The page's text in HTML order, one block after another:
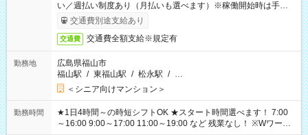
い／週払い制度あり（月払いも選べます）※稼働開始時は手続き
完了次第のお支払いとなります。
交通費別途支給あり
交通費 交通費全額支給※規定有
勤務地
広島県福山市
福山駅 / 東福山駅 / 松永駅 / …
＜シニア向けマンション＞
勤務時間
★1日4時間～の時短シフトOK ★スタート時間選べます！ 7:00
～16:00 9:00～17:00 11:00～19:00 など 残業なし！ ※Wワーク